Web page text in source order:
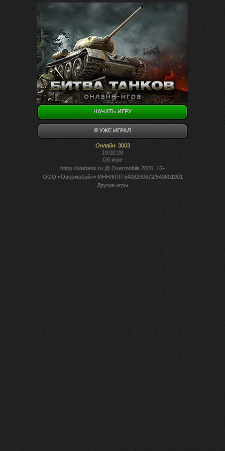
НАЧАТЬ ИГРУ
Я УЖЕ ИГРАЛ
Онлайн: 3003
19:02:28
Об игре
https://wartank.ru@ Overmobile 2026, 16+
ООО «Овермобайл» ИНН/КПП 5408290672/540801001
Другие игры